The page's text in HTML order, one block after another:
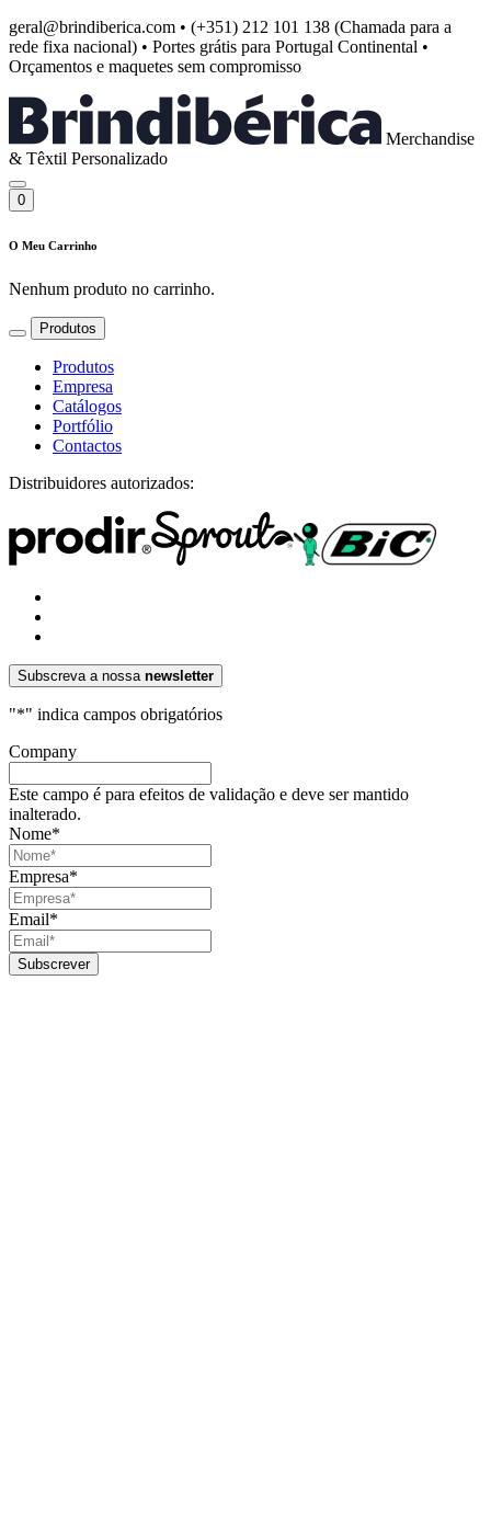
geral@brindiberica.com • (+351) 212 101 138 (Chamada para a
rede fixa nacional) • Portes grátis para Portugal Continental •
Orçamentos e maquetes sem compromisso
Merchandise
& Têxtil Personalizado
0
O Meu Carrinho
Nenhum produto no carrinho.
Produtos
Produtos
Empresa
Catálogos
Portfólio
Contactos
Distribuidores autorizados:
Subscreva a nossa newsletter
"*" indica campos obrigatórios
Company
Este campo é para efeitos de validação e deve ser mantido
inalterado.
Nome*
Empresa*
Email*